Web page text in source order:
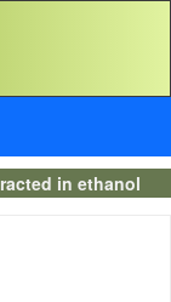
in ethanol